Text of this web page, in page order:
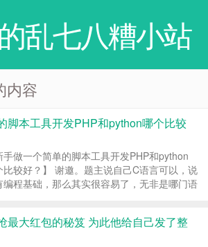
乱七八糟小站
内容
脚本工具开发PHP和python哪个比较
手做一个简单的脚本工具开发PHP和python
比较好？】 谢邀。题主说自己C语言可以，说
编程基础，那么其实很容易了，无非是哪门语
有力的服务器端脚本语言，一般用来...
最大红包的秘笈 为此他给自己发了整